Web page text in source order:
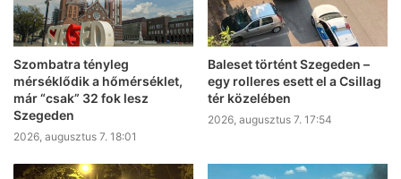
Szombatra tényleg
mérséklődik a hőmérséklet,
már “csak” 32 fok lesz
Szegeden
2026, augusztus 7. 18:01
Baleset történt Szegeden –
egy rolleres esett el a Csillag
tér közelében
2026, augusztus 7. 17:54